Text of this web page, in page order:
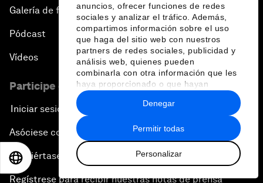
anuncios, ofrecer funciones de redes
sociales y analizar el tráfico. Además,
compartimos información sobre el uso
que haga del sitio web con nuestros
partners de redes sociales, publicidad y
análisis web, quienes pueden
combinarla con otra información que les
haya proporcionado o que hayan
recopilado a partir del uso que haya
hecho de sus servicios.
Permitir todas
Personalizar
Denegar
Galería de fotos
Pódcast
Vídeos
Participe en el Foro
Iniciar sesión
Asóciese con nosotros
Conviértase en miembro
Regístrese para recibir nuestras notas de prensa
EN